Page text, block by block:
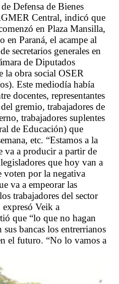
Defensa de Bienes
Central, indicó que
en Plaza Mansilla,
en Paraná, el acampe al
secretarios generales en
de Diputados
la obra social OSER
Este mediodía había
docentes, representantes
gremio, trabajadores de
trabajadores suplentes
de Educación) que
etc. “Estamos a la
va a producir a partir de
que hoy van a
voten por la negativa
va a empeorar las
trabajadores del sector
Veik a
que “lo que no hagan
sus bancas los entrerrianos
el futuro. “No lo vamos a